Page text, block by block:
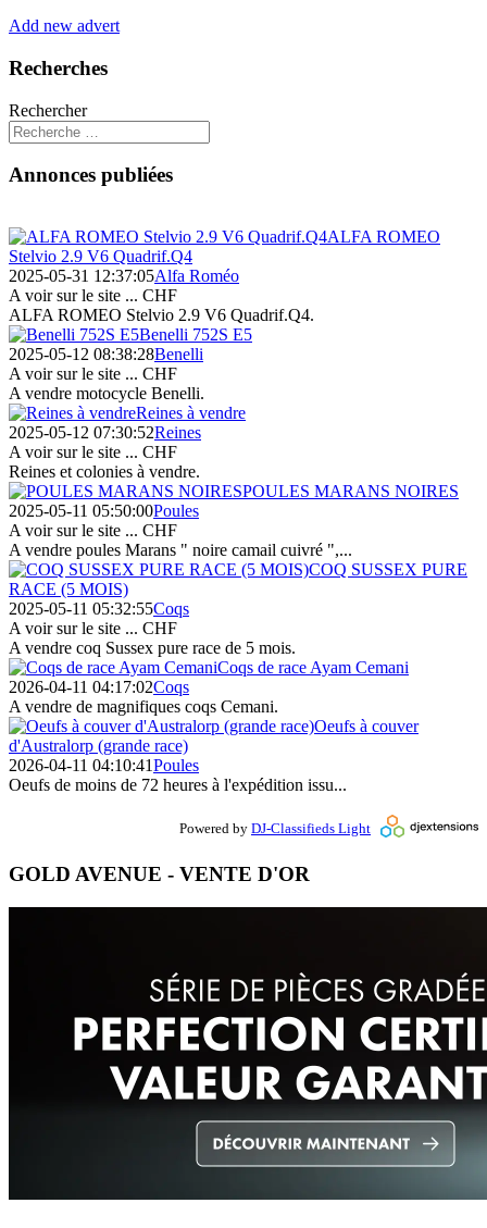
Add new advert
Recherches
Rechercher
Annonces publiées
ALFA ROMEO
Stelvio 2.9 V6 Quadrif.Q4
2025-05-31 12:37:05Alfa Roméo
A voir sur le site ... CHF
ALFA ROMEO Stelvio 2.9 V6 Quadrif.Q4.
Benelli 752S E5
2025-05-12 08:38:28Benelli
A voir sur le site ... CHF
A vendre motocycle Benelli.
Reines à vendre
2025-05-12 07:30:52Reines
A voir sur le site ... CHF
Reines et colonies à vendre.
POULES MARANS NOIRES
2025-05-11 05:50:00Poules
A voir sur le site ... CHF
A vendre poules Marans " noire camail cuivré ",...
COQ SUSSEX PURE
RACE (5 MOIS)
2025-05-11 05:32:55Coqs
A voir sur le site ... CHF
A vendre coq Sussex pure race de 5 mois.
Coqs de race Ayam Cemani
2026-04-11 04:17:02Coqs
A vendre de magnifiques coqs Cemani.
Oeufs à couver
d'Australorp (grande race)
2026-04-11 04:10:41Poules
Oeufs de moins de 72 heures à l'expédition issu...
Powered by DJ-Classifieds Light
GOLD AVENUE - VENTE D'OR